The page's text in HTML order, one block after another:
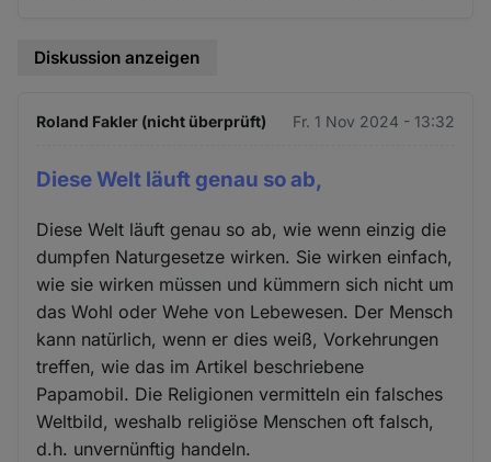
Diskussion anzeigen
Roland Fakler (nicht überprüft) Fr. 1 Nov 2024 - 13:32
Diese Welt läuft genau so ab,
Diese Welt läuft genau so ab, wie wenn einzig die
dumpfen Naturgesetze wirken. Sie wirken einfach,
wie sie wirken müssen und kümmern sich nicht um
das Wohl oder Wehe von Lebewesen. Der Mensch
kann natürlich, wenn er dies weiß, Vorkehrungen
treffen, wie das im Artikel beschriebene
Papamobil. Die Religionen vermitteln ein falsches
Weltbild, weshalb religiöse Menschen oft falsch,
d.h. unvernünftig handeln.